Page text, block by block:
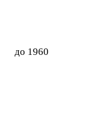
до 1960